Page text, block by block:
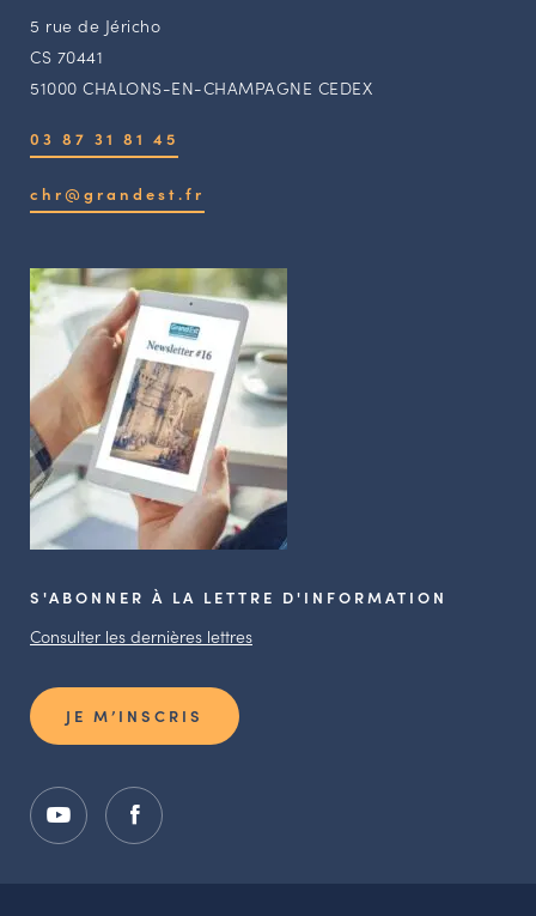
5 rue de Jéricho
CS 70441
51000 CHALONS-EN-CHAMPAGNE CEDEX
03 87 31 81 45
chr@grandest.fr
S'ABONNER À LA LETTRE D'INFORMATION
Consulter les dernières lettres
JE M’INSCRIS